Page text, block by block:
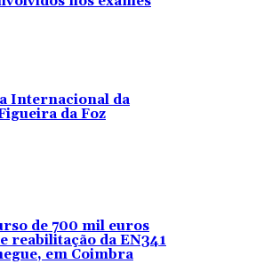
Internacional da
da Foz
de 700 mil euros
reabilitação da EN341
em Coimbra